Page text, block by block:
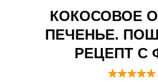
КОКОСОВОЕ
ПЕЧЕНЬЕ.
РЕЦЕПТ С